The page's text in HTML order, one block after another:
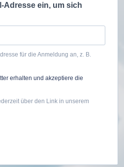
Adresse ein, um sich
für die Anmeldung an, z. B.
erhalten und akzeptiere die
über den Link in unserem